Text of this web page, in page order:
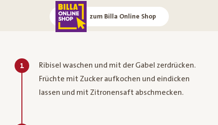
zum Billa Online Shop
1
Ribisel waschen und mit der Gabel zerdrücken.
Früchte mit Zucker aufkochen und eindicken
lassen und mit Zitronensaft abschmecken.